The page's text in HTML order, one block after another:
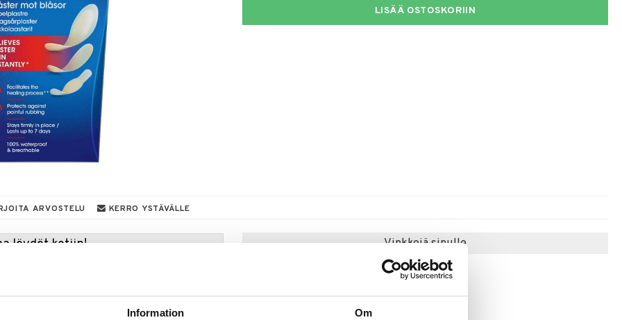
Information Om
LISÄÄ OSTOSKORIIN
ARVOSTELU KERRO YSTÄVÄLLE
löydöt kotiin!
hinnoilla!
31.8.2026 asti mutta ole nopea -
Vinkkejä sinulle